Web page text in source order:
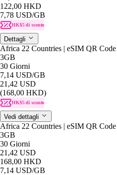
122,00 HKD
7,78 USD/GB
HK$5 di sconto
Dettagli
Africa 22 Countries | eSIM QR
3GB
30 Giorni
7,14 USD/GB
21,42 USD
(168,00 HKD)
HK$5 di sconto
Vedi dettagli
Africa 22 Countries | eSIM QR
3GB
30 Giorni
21,42 USD
168,00 HKD
7,14 USD/GB